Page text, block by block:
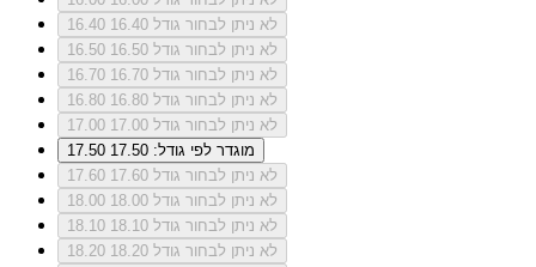
16.40
לא ניתן לבחור גודל 16.40
16.50
לא ניתן לבחור גודל 16.50
16.70
לא ניתן לבחור גודל 16.70
16.80
לא ניתן לבחור גודל 16.80
17.00
לא ניתן לבחור גודל 17.00
17.50
מוגדר לפי גודל: 17.50
17.60
לא ניתן לבחור גודל 17.60
18.00
לא ניתן לבחור גודל 18.00
18.10
לא ניתן לבחור גודל 18.10
18.20
לא ניתן לבחור גודל 18.20